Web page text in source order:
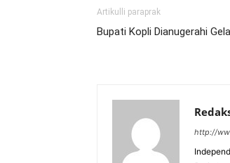
Artikulli paraprak
Bupati Kopli Dianugerahi
http://